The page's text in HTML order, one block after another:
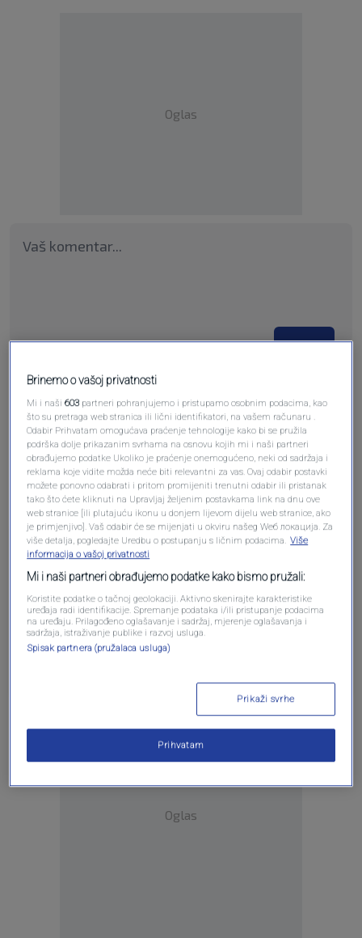
Oglas
Pošalji
Pošalji komentar
Pre 2 godina
Pa da
Šta čeka tužilaštvo BiH? Kada će neko od
političke mafije da odgovara za ovaj neviđeni
kriminal?
Oglas
Brinemo o vašoj privatnosti
Mi i naši603 partneri pohranjujemo i pristupamo osobnim podacima, kao
što su pretraga web stranica ili lični identifikatori, na vašem računaru .
Odabir Prihvatam omogućava praćenje tehnologije kako bi se pružila
podrška dolje prikazanim svrhama na osnovu kojih mi i naši partneri
obrađujemo podatke Ukoliko je praćenje onemogućeno, neki od sadržaja i
reklama koje vidite možda neće biti relevantni za vas. Ovaj odabir postavki
možete ponovno odabrati i pritom promijeniti trenutni odabir ili pristanak
tako što ćete kliknuti na Upravljaj željenim postavkama link na dnu ove
web stranice [ili plutajuću ikonu u donjem lijevom dijelu web stranice, ako
je primjenjivo]. Vaš odabir će se mijenjati u okviru našeg Wеб локација. Za
više detalja, pogledajte Uredbu o postupanju s ličnim podacima. Više
informacija o vašoj privatnosti
Mi i naši partneri obrađujemo podatke kako bismo pružali:
Koristite podatke o tačnoj geolokaciji. Aktivno skenirajte karakteristike
uređaja radi identifikacije. Spremanje podataka i/ili pristupanje podacima
na uređaju. Prilagođeno oglašavanje i sadržaj, mjerenje oglašavanja i
sadržaja, istraživanje publike i razvoj usluga.
Spisak partnera (pružalaca usluga)
Prikaži svrhe
Prihvatam